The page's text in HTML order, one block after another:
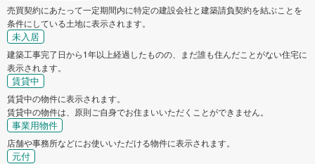
売買契約にあたって一定期間内に特定の建設会社と建築請負契約を結ぶことを
条件にしている土地に表示されます。
未入居
建築工事完了日から1年以上経過したものの、まだ誰も住んだことがない住宅に
表示されます。
賃貸中
賃貸中の物件に表示されます。
賃貸中の物件は、原則ご自身でお住まいいただくことができません。
事業用物件
店舗や事務所などにお使いいただける物件に表示されます。
元付